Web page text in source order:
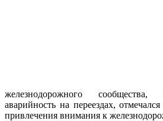
железнодорожного сообщества,
аварийность на переездах,
привлечения внимания к